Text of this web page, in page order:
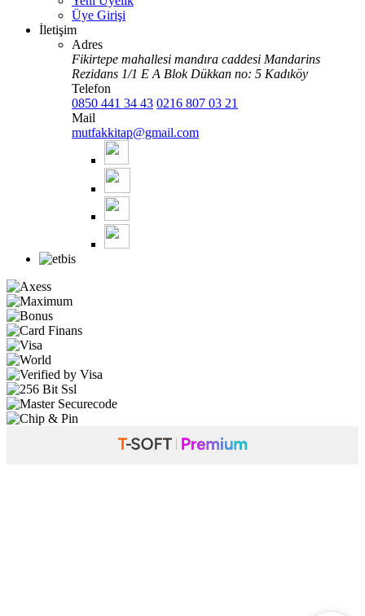
Üye Girişi
İletişim
Adres
Fikirtepe mahallesi mandıra caddesi Mandarins
Rezidans 1/1 E A Blok Dükkan no: 5 Kadıköy
Telefon
0850 441 34 43 0216 807 03 21
Mail
mutfakkitap@gmail.com